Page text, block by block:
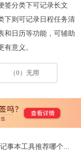
签分类下可记录长文
下则可记录日程任务清
和日历等功能，可辅助
意义。
（0）无用
本工具推荐哪个好用